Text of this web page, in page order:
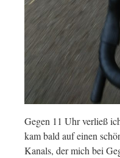
Gegen 11 Uhr verließ
kam bald auf einen
Kanals, der mich bei